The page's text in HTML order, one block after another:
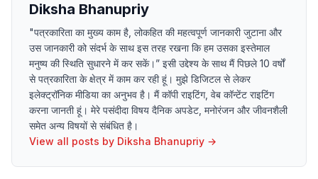
Diksha Bhanupriy
"पत्रकारिता का मुख्य काम है, लोकहित की महत्वपूर्ण जानकारी जुटाना और
उस जानकारी को संदर्भ के साथ इस तरह रखना कि हम उसका इस्तेमाल
मनुष्य की स्थिति सुधारने में कर सकें।” इसी उद्देश्य के साथ मैं पिछले 10 वर्षों
से पत्रकारिता के क्षेत्र में काम कर रही हूं। मुझे डिजिटल से लेकर
इलेक्ट्रॉनिक मीडिया का अनुभव है। मैं कॉपी राइटिंग, वेब कॉन्टेंट राइटिंग
करना जानती हूं। मेरे पसंदीदा विषय दैनिक अपडेट, मनोरंजन और जीवनशैली
समेत अन्य विषयों से संबंधित है।
View all posts by Diksha Bhanupriy →